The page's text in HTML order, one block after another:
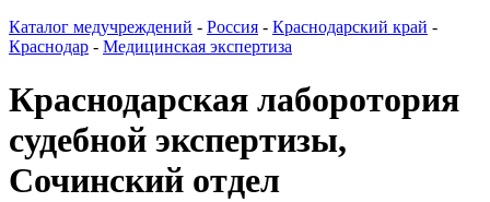
Каталог медучреждений - Россия - Краснодарский край -
Краснодар - Медицинская экспертиза
Краснодарская лаборотория
судебной экспертизы,
Сочинский отдел